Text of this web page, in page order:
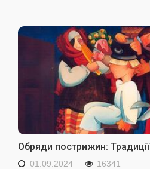
...
Обряди пострижин: Традиції
01.09.2024 16341